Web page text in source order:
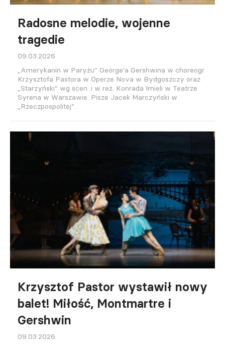
Radosne melodie, wojenne
tragedie
09.03.2026
„Amerykanin w Paryżu" George'a Gershwina w choreogr.
Krzysztofa Pastora w Operze Nova w Bydgoszczy oraz
„Starzyński” wg scen. i w reż. Konrada Imieli w Teatrze
Syrena w Warszawie. Pisze Jacek Marczyński w
„Rzeczpospolitej”.
Krzysztof Pastor wystawił nowy
balet! Miłość, Montmartre i
Gershwin
09.03.2026